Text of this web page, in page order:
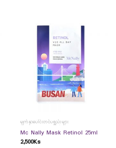
မျက်နှာပေါင်းတင်ပစ္စည်းများ
Mc Nally Mask Retinol 25ml
2,500Ks